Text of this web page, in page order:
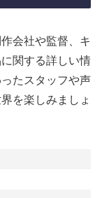
会社や監督、キ
関する詳しい情
たスタッフや声
を楽しみましょ